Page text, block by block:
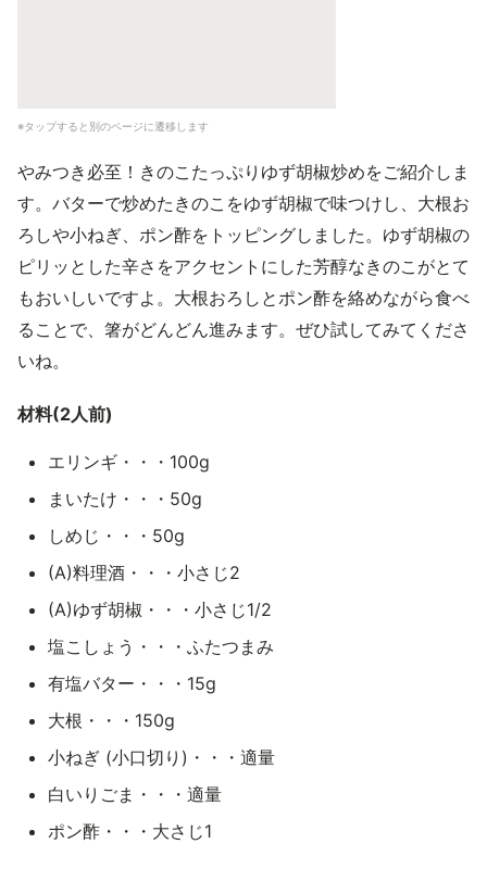
※タップすると別のページに遷移します
やみつき必至！きのこたっぷりゆず胡椒炒めをご紹介しま
す。バターで炒めたきのこをゆず胡椒で味つけし、大根お
ろしや小ねぎ、ポン酢をトッピングしました。ゆず胡椒の
ピリッとした辛さをアクセントにした芳醇なきのこがとて
もおいしいですよ。大根おろしとポン酢を絡めながら食べ
ることで、箸がどんどん進みます。ぜひ試してみてくださ
いね。
材料(2人前)
エリンギ・・・100g
まいたけ・・・50g
しめじ・・・50g
(A)料理酒・・・小さじ2
(A)ゆず胡椒・・・小さじ1/2
塩こしょう・・・ふたつまみ
有塩バター・・・15g
大根・・・150g
小ねぎ (小口切り)・・・適量
白いりごま・・・適量
ポン酢・・・大さじ1